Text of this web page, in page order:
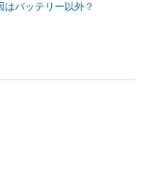
バッテリー以外？